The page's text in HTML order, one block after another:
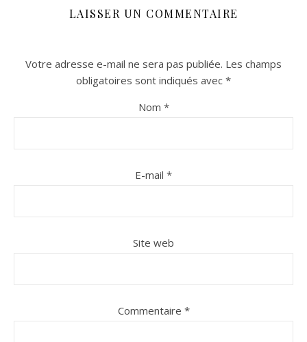
LAISSER UN COMMENTAIRE
Votre adresse e-mail ne sera pas publiée. Les champs
obligatoires sont indiqués avec *
Nom *
E-mail *
Site web
Commentaire *